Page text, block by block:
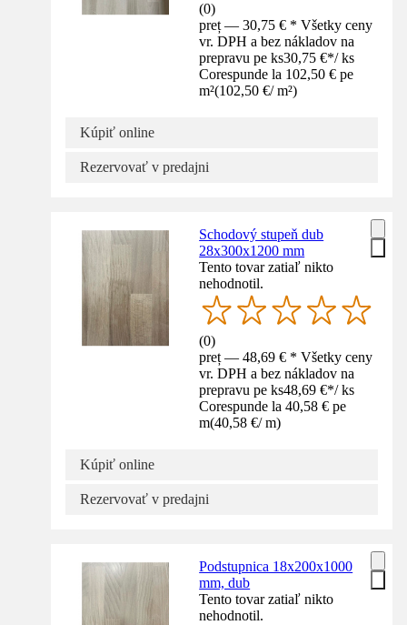
(0)
preț — 30,75 € * Všetky ceny
vr. DPH a bez nákladov na
prepravu pe ks30,75 €*/ ks
Corespunde la 102,50 € pe
m²(102,50 €/ m²)
Kúpiť online
Rezervovať v predajni
Schodový stupeň dub
28x300x1200 mm
Tento tovar zatiaľ nikto
nehodnotil.
(0)
preț — 48,69 € * Všetky ceny
vr. DPH a bez nákladov na
prepravu pe ks48,69 €*/ ks
Corespunde la 40,58 € pe
m(40,58 €/ m)
Kúpiť online
Rezervovať v predajni
Podstupnica 18x200x1000
mm, dub
Tento tovar zatiaľ nikto
nehodnotil.